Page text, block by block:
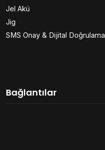
Jel Akü
Jig
SMS Onay & Dijital Doğrulama
Bağlantılar